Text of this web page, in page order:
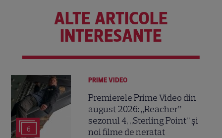
ALTE ARTICOLE
INTERESANTE
6
PRIME VIDEO
Premierele Prime Video din
august 2026: „Reacher”
sezonul 4, „Sterling Point” și
noi filme de neratat